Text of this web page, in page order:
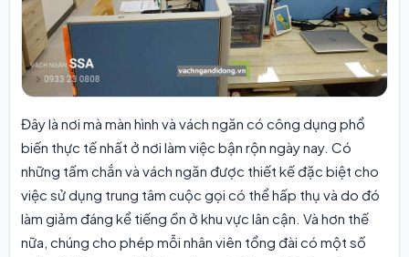
Đây là nơi mà màn hình và vách ngăn có công dụng phổ
biến thực tế nhất ở nơi làm việc bận rộn ngày nay. Có
những tấm chắn và vách ngăn được thiết kế đặc biệt cho
việc sử dụng trung tâm cuộc gọi có thể hấp thụ và do đó
làm giảm đáng kể tiếng ồn ở khu vực lân cận. Và hơn thế
nữa, chúng cho phép mỗi nhân viên tổng đài có một số